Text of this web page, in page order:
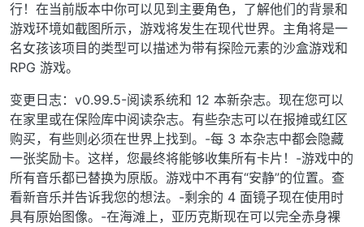
行！在当前版本中你可以见到主要角色，了解他们的背景和
游戏环境如截图所示，游戏将发生在现代世界。主角将是一
名女孩该项目的类型可以描述为带有探险元素的沙盒游戏和
RPG 游戏。
变更日志：v0.99.5-阅读系统和 12 本新杂志。现在您可以
在家里或在保险库中阅读杂志。有些杂志可以在报摊或红区
购买，有些则必须在世界上找到。-每 3 本杂志中都会隐藏
一张奖励卡。这样，您最终将能够收集所有卡片！-游戏中的
所有音乐都已替换为原版。游戏中不再有“安静”的位置。查
看新音乐并告诉我您的想法。-剩余的 4 面镜子现在使用时
具有原始图像。-在海滩上，亚历克斯现在可以完全赤身裸